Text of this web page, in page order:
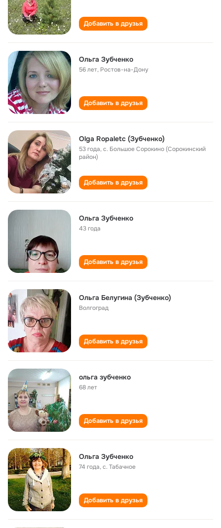
Добавить в друзья
Ольга Зубченко
56 лет, Ростов-на-Дону
Добавить в друзья
Olga Ropaletc (Зубченко)
53 года,с. Большое Сорокино (Сорокинский
район)
Добавить в друзья
Ольга Зубченко
43 года
Добавить в друзья
Ольга Белугина (Зубченко)
Волгоград
Добавить в друзья
ольга зубченко
68 лет
Добавить в друзья
Ольга Зубченко
74 года,с. Табачное
Добавить в друзья